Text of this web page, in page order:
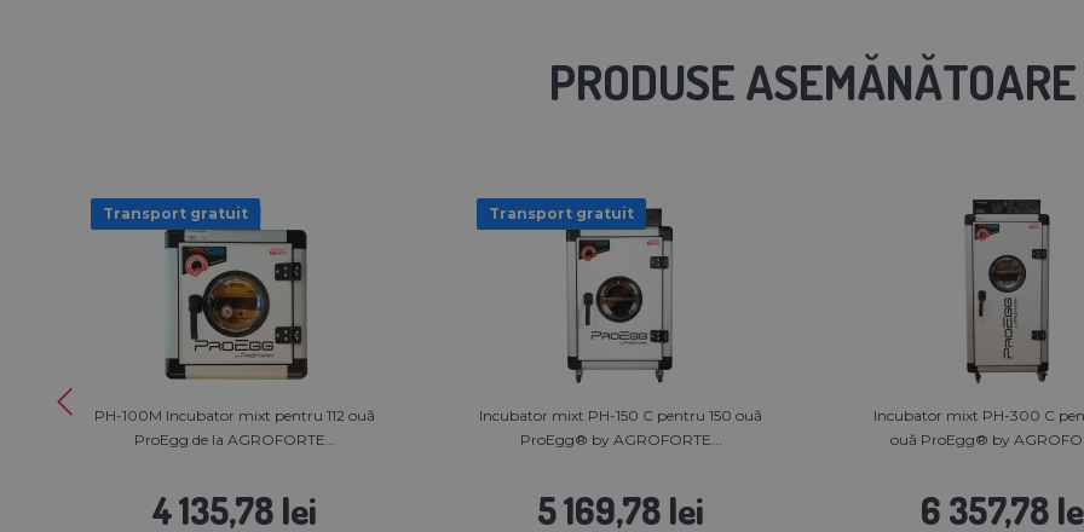
PRODUSE ASEMĂNĂTOARE
Transport gratuit
PH-100M Incubator mixt pentru 112 ouă
ProEgg de la AGROFORTE...
4 135,78 lei
Transport gratuit
Incubator mixt PH-150 C pentru 150 ouă
ProEgg®️ by AGROFORTE...
5 169,78 lei
Incubator mixt PH-300 C
ouă ProEgg®️ by
6 357,78